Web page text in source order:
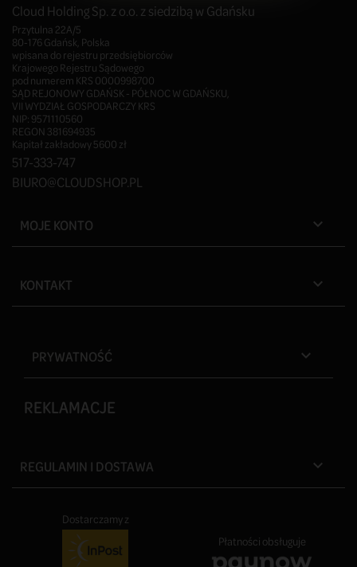
Cloud Holding Sp. z o.o. z siedzibą w Gdańsku
Przytulna 22A/5
80-176 Gdańsk, Polska
wpisana do rejestru przedsiębiorców
Krajowego Rejestru Sądowego
pod numerem KRS 0000998700
SĄD REJONOWY GDAŃSK - PÓŁNOC W GDAŃSKU,
VII WYDZIAŁ GOSPODARCZY KRS
NIP: 9571110560
REGON 381694935
Kapitał zakładowy 5600 zł
517-333-747
BIURO@CLOUDSHOP.PL
MOJE KONTO 
KONTAKT 
PRYWATNOŚĆ 
REKLAMACJE
REGULAMIN I DOSTAWA 
Dostarczamy z
Płatności obsługuje